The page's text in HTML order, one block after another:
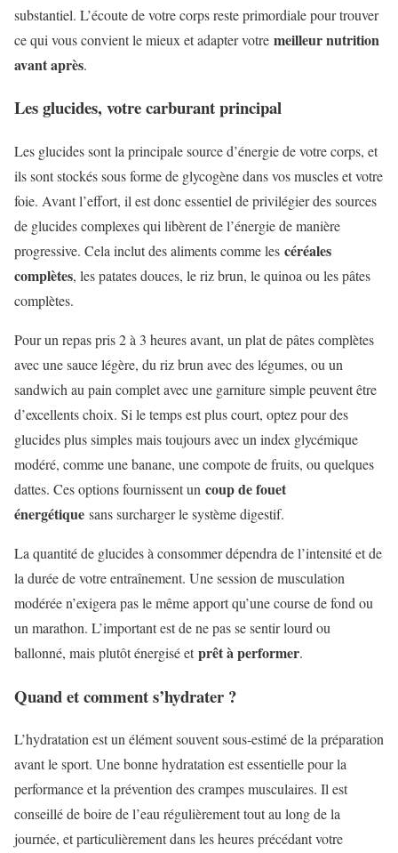
substantiel. L’écoute de votre corps reste primordiale pour trouver
ce qui vous convient le mieux et adapter votre meilleur nutrition
avant après.
Les glucides, votre carburant principal
Les glucides sont la principale source d’énergie de votre corps, et
ils sont stockés sous forme de glycogène dans vos muscles et votre
foie. Avant l’effort, il est donc essentiel de privilégier des sources
de glucides complexes qui libèrent de l’énergie de manière
progressive. Cela inclut des aliments comme les céréales
complètes, les patates douces, le riz brun, le quinoa ou les pâtes
complètes.
Pour un repas pris 2 à 3 heures avant, un plat de pâtes complètes
avec une sauce légère, du riz brun avec des légumes, ou un
sandwich au pain complet avec une garniture simple peuvent être
d’excellents choix. Si le temps est plus court, optez pour des
glucides plus simples mais toujours avec un index glycémique
modéré, comme une banane, une compote de fruits, ou quelques
dattes. Ces options fournissent un coup de fouet
énergétique sans surcharger le système digestif.
La quantité de glucides à consommer dépendra de l’intensité et de
la durée de votre entraînement. Une session de musculation
modérée n’exigera pas le même apport qu’une course de fond ou
un marathon. L’important est de ne pas se sentir lourd ou
ballonné, mais plutôt énergisé etprêt à performer.
Quand et comment s’hydrater ?
L’hydratation est un élément souvent sous-estimé de la préparation
avant le sport. Une bonne hydratation est essentielle pour la
performance et la prévention des crampes musculaires. Il est
conseillé de boire de l’eau régulièrement tout au long de la
journée, et particulièrement dans les heures précédant votre